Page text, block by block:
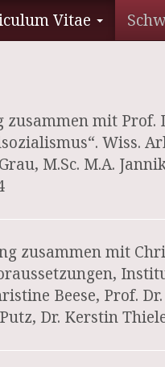
Vitae
mit
Wiss.
M.Sc. M.A.
zusammen mit
Beese, Prof.
Dr. Kerstin